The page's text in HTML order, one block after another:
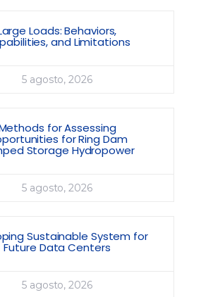
Loads: Behaviors,
and Limitations
5 agosto, 2026
for Assessing
for Ring Dam
Storage Hydropower
5 agosto, 2026
Sustainable System for
Future Data Centers
5 agosto, 2026